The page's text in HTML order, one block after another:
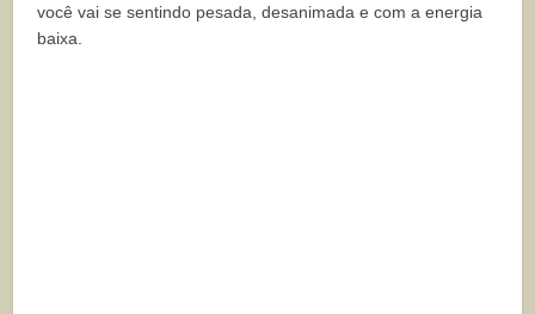
você vai se sentindo pesada, desanimada e com a energia
baixa.